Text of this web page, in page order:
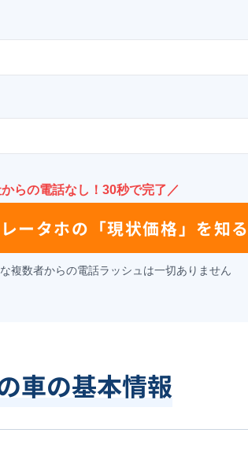
らの電話なし！30秒で完了／
ータホの 「現状価格」を知
複数者からの電話ラッシュは一切ありません
車の基本情報